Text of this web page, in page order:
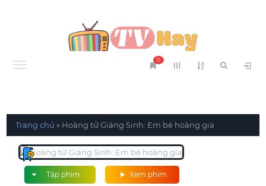
Menu
0
Trang chủ » Hoàng tử Giáng Sinh: Em bé hoàng gia
Xem phim
Tập phim